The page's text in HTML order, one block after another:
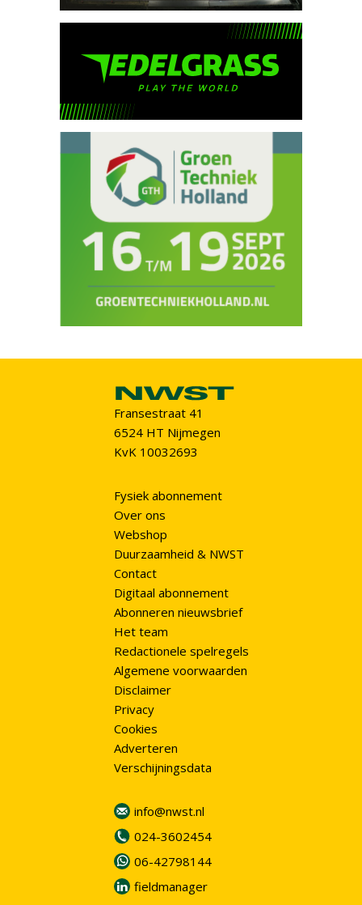
Fransestraat 41
6524 HT Nijmegen
KvK 10032693
Fysiek abonnement
Over ons
Webshop
Duurzaamheid & NWST
Contact
Digitaal abonnement
Abonneren nieuwsbrief
Het team
Redactionele spelregels
Algemene voorwaarden
Disclaimer
Privacy
Cookies
Adverteren
Verschijningsdata
info@nwst.nl
024-3602454
06-42798144
fieldmanager